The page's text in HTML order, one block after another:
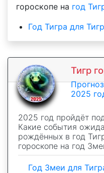
гороскопе на год
Год Тигра для
Тигр
2025
2025 год пройдёт
Какие события
рождённых в год
гороскопе на год
Год Змеи для